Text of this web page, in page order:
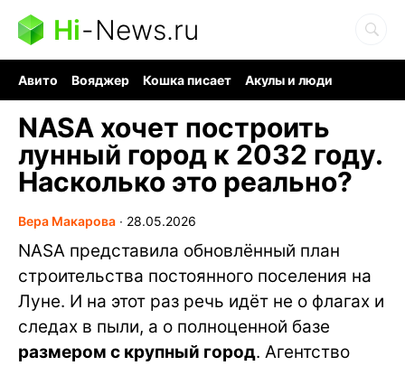
Hi-News.ru
Авито Вояджер Кошка писает
Акулы и люди
NASA хочет построить
лунный город к 2032 году.
Насколько это реально?
Вера Макарова ∙ 28.05.2026
NASA представила обновлённый план
строительства постоянного поселения на
Луне. И на этот раз речь идёт не о флагах и
следах в пыли, а о полноценной базе
размером с крупный город. Агентство